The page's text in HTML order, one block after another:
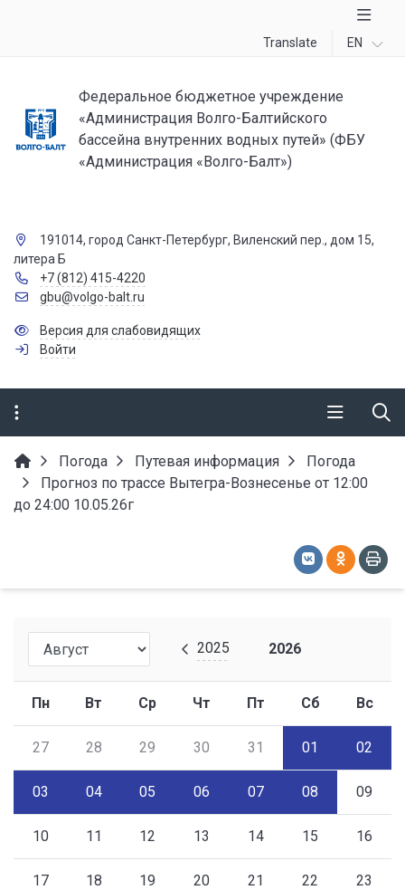
Translate EN
Федеральное бюджетное учреждение
«Администрация Волго-Балтийского
бассейна внутренних водных путей» (ФБУ
«Администрация «Волго-Балт»)
191014, город Санкт-Петербург, Виленский пер., дом 15,
литера Б
+7 (812) 415-4220
gbu@volgo-balt.ru
Версия для слабовидящих
Войти
Погода Путевая информация
Погода
Прогноз по трассе Вытегра-Вознесенье от 12:00
до 24:00 10.05.26г
2025 2026
Пн Вт Ср Чт Пт Сб Вс
27 28 29 30 31 01 02
03 04 05 06 07 08 09
10 11 12 13 14 15 16
17 18 19 20 21 22 23